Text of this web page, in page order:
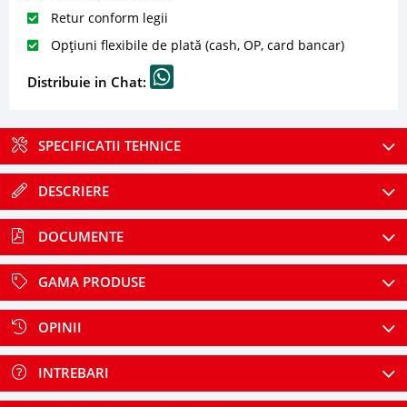
Retur conform legii
Opțiuni flexibile de plată (cash, OP, card bancar)
Distribuie in Chat:
SPECIFICATII TEHNICE
DESCRIERE
DOCUMENTE
GAMA PRODUSE
OPINII
INTREBARI